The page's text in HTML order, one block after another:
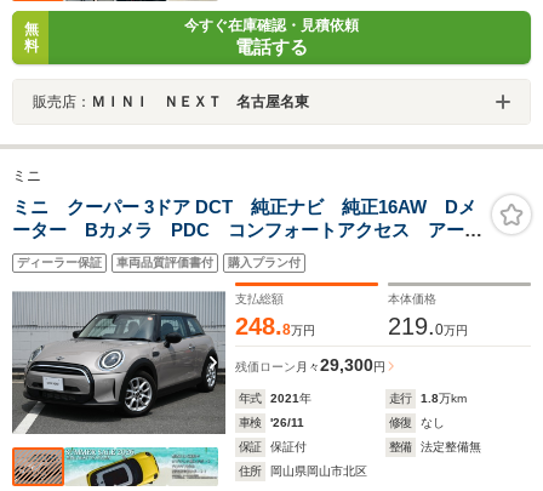
無
料
今すぐ在庫確認・見積依頼
電話する
販売店： ＭＩＮＩ ＮＥＸＴ 名古屋名東
ミニ
ミニ クーパー 3ドア DCT 純正ナビ 純正16AW Dメ
ーター Bカメラ PDC コンフォートアクセス アーム
レスト ETC2.0 LEDヘッドライト オートライト レ
インセンサー ドライビングモード
ディーラー保証 車両品質評価書付 購入プラン付
支払総額
248.8万円
本体価格
219.0万円
残価ローン 月々29,300円
年式 2021年 走行 1.8万km
車検
'26/11 修復
なし
保証
保証付 整備
法定整備無
住所
岡山県岡山市北区